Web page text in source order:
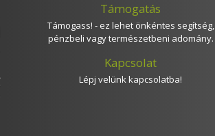
Támogatás
Támogass! - ez lehet önkéntes segítség,
pénzbeli vagy természetbeni adomány.
Kapcsolat
Lépj velünk kapcsolatba!